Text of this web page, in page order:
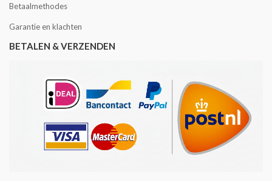
Betaalmethodes
Garantie en klachten
BETALEN & VERZENDEN